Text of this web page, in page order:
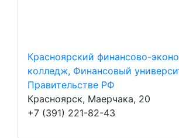
Красноярский финансово-
колледж, Финансовый
Правительстве РФ
Красноярск, Маерчака, 20
+7 (391) 221-82-43